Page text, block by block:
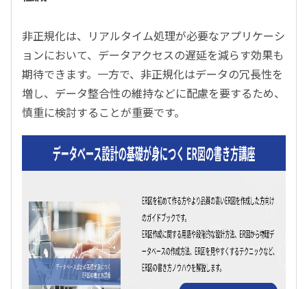
非正規化は、リアルタイム処理が必要なアプリケーシ
ョンにおいて、データアクセスの遅延を減らす効果も
期待できます。一方で、非正規化はデータの冗長性を
増し、データ整合性の維持などに配慮を要するため、
慎重に検討することが重要です。